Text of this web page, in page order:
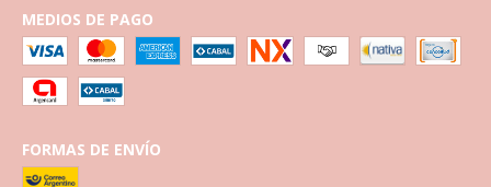
MEDIOS DE PAGO
FORMAS DE ENVÍO